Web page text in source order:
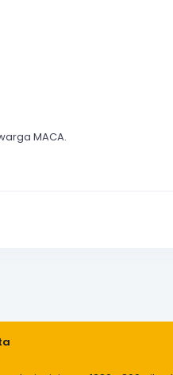
MACA.